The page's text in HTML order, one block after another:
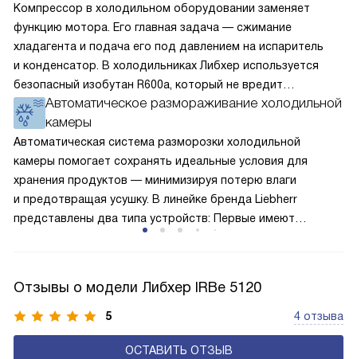
Компрессор в холодильном оборудовании заменяет
функцию мотора. Его главная задача — сжимание
хладагента и подача его под давлением на испаритель
и конденсатор. В холодильниках Либхер используется
безопасный изобутан R600a, который не вредит
окружающей среде. Компрессор перегоняет его
по охладительному контуру по принципу насоса. Чем
лучше работает «мотор» прибора, тем качественнее
и быстрее происходит охлаждение, затрачивается
меньше электроэнергии.
Автоматическое размораживание холодильной
камеры
Автоматическая система разморозки холодильной
камеры помогает сохранять идеальные условия для
хранения продуктов — минимизируя потерю влаги
и предотвращая усушку. В линейке бренда Liebherr
представлены два типа устройств: Первые имеют
с панелью, выполняющей функцию «сухой стенки». Такие
устройства обеспечивают более комфортную
эксплуатацию и чаще всего оснащены нулевой зоной
свежести BioFresh 0°C. Они встречаются в сериях Plus,
Отзывы о модели Либхер IRBe 5120
5 4 отзыва
ОСТАВИТЬ ОТЗЫВ